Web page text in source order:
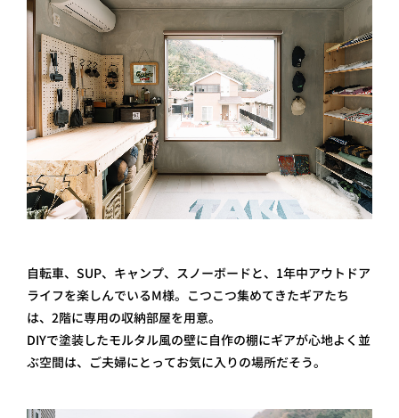
自転車、SUP、キャンプ、スノーボードと、1年中アウトドア
ライフを楽しんでいるM様。こつこつ集めてきたギアたち
は、2階に専用の収納部屋を用意。
DIYで塗装したモルタル風の壁に自作の棚にギアが心地よく並
ぶ空間は、ご夫婦にとってお気に入りの場所だそう。